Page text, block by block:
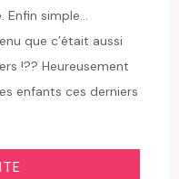
Enfin simple…
que c’était aussi
!?? Heureusement
enfants ces derniers